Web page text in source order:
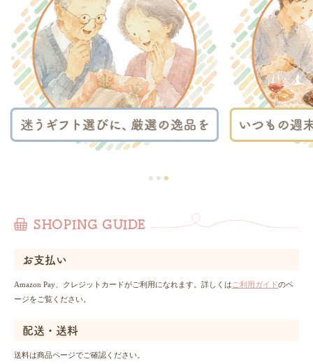
SHOPING GUIDE
お支払い
Amazon Pay、クレジットカードがご利用になれます。詳しくは ご利用ガイドのペ
ージをご覧ください。
配送・送料
送料は商品ページでご確認ください。